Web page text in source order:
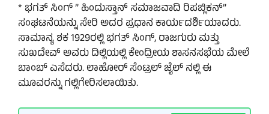
* ಭಗತ್ ಸಿಂಗ್ ” ಹಿಂದುಸ್ತಾನ್ ಸಮಾಜವಾದಿ ರಿಪಬ್ಲಿಕನ್”
ಸಂಘಟನೆಯನ್ನು ಸೇರಿ ಅದರ ಪ್ರಧಾನ ಕಾರ್ಯದರ್ಶಿಯಾದರು.
ಸಾಮಾನ್ಯ ಶಕ 1929ರಲ್ಲಿ ಭಗತ್ ಸಿಂಗ್, ರಾಜಗುರು ಮತ್ತು
ಸುಖದೇವ್ ಅವರು ದಿಲ್ಲಿಯಲ್ಲಿ ಕೇಂದ್ರೀಯ ಶಾಸನಸಭೆಯ ಮೇಲೆ
ಬಾಂಬ್ ಎಸೆದರು. ಲಾಹೋರ್ ಸೆಂಟ್ರಲ್ ಜೈಲ್ ನಲ್ಲಿ ಈ
ಮೂವರನ್ನು ಗಲ್ಲಿಗೇರಿಸಲಾಯಿತು.